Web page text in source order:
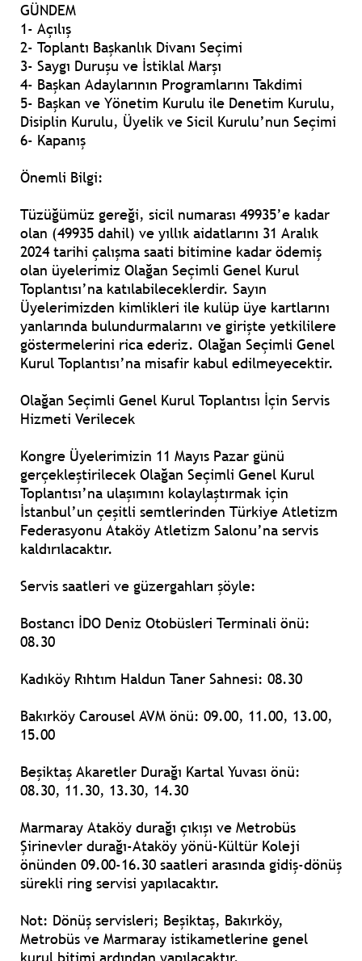
GÜNDEM
1- Açılış
2- Toplantı Başkanlık Divanı Seçimi
3- Saygı Duruşu ve İstiklal Marşı
4- Başkan Adaylarının Programlarını Takdimi
5- Başkan ve Yönetim Kurulu ile Denetim Kurulu,
Disiplin Kurulu, Üyelik ve Sicil Kurulu’nun Seçimi
6- Kapanış
Önemli Bilgi:
Tüzüğümüz gereği, sicil numarası 49935’e kadar
olan (49935 dahil) ve yıllık aidatlarını 31 Aralık
2024 tarihi çalışma saati bitimine kadar ödemiş
olan üyelerimiz Olağan Seçimli Genel Kurul
Toplantısı’na katılabileceklerdir. Sayın
Üyelerimizden kimlikleri ile kulüp üye kartlarını
yanlarında bulundurmalarını ve girişte yetkililere
göstermelerini rica ederiz. Olağan Seçimli Genel
Kurul Toplantısı’na misafir kabul edilmeyecektir.
Olağan Seçimli Genel Kurul Toplantısı İçin Servis
Hizmeti Verilecek
Kongre Üyelerimizin 11 Mayıs Pazar günü
gerçekleştirilecek Olağan Seçimli Genel Kurul
Toplantısı’na ulaşımını kolaylaştırmak için
İstanbul’un çeşitli semtlerinden Türkiye Atletizm
Federasyonu Ataköy Atletizm Salonu’na servis
kaldırılacaktır.
Servis saatleri ve güzergahları şöyle:
Bostancı İDO Deniz Otobüsleri Terminali önü:
08.30
Kadıköy Rıhtım Haldun Taner Sahnesi: 08.30
Bakırköy Carousel AVM önü: 09.00, 11.00, 13.00,
15.00
Beşiktaş Akaretler Durağı Kartal Yuvası önü:
08.30, 11.30, 13.30, 14.30
Marmaray Ataköy durağı çıkışı ve Metrobüs
Şirinevler durağı-Ataköy yönü-Kültür Koleji
önünden 09.00-16.30 saatleri arasında gidiş-dönüş
sürekli ring servisi yapılacaktır.
Not: Dönüş servisleri; Beşiktaş, Bakırköy,
Metrobüs ve Marmaray istikametlerine genel